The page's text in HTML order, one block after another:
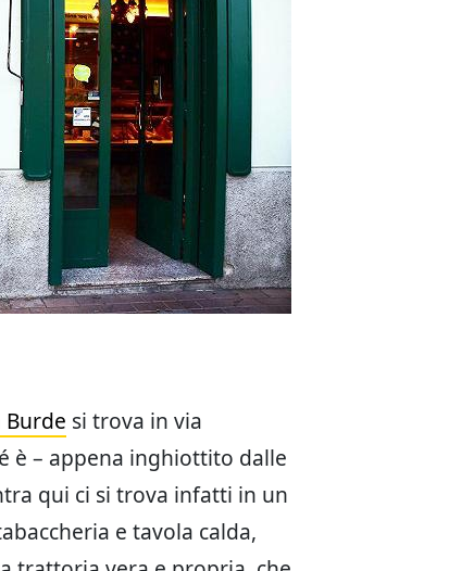
si trova in via
è – appena inghiottito dalle
qui ci si trova infatti in un
e tavola calda,